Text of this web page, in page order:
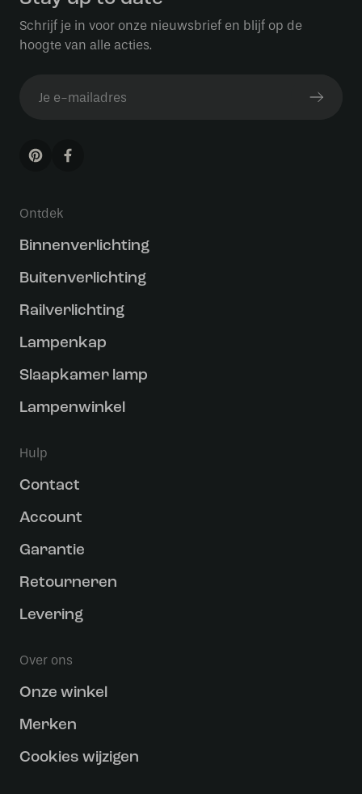
Schrijf je in voor onze nieuwsbrief en blijf op de
hoogte van alle acties.
Ontdek
Binnenverlichting
Buitenverlichting
Railverlichting
Lampenkap
Slaapkamer lamp
Lampenwinkel
Hulp
Contact
Account
Garantie
Retourneren
Levering
Over ons
Onze winkel
Merken
Cookies wijzigen